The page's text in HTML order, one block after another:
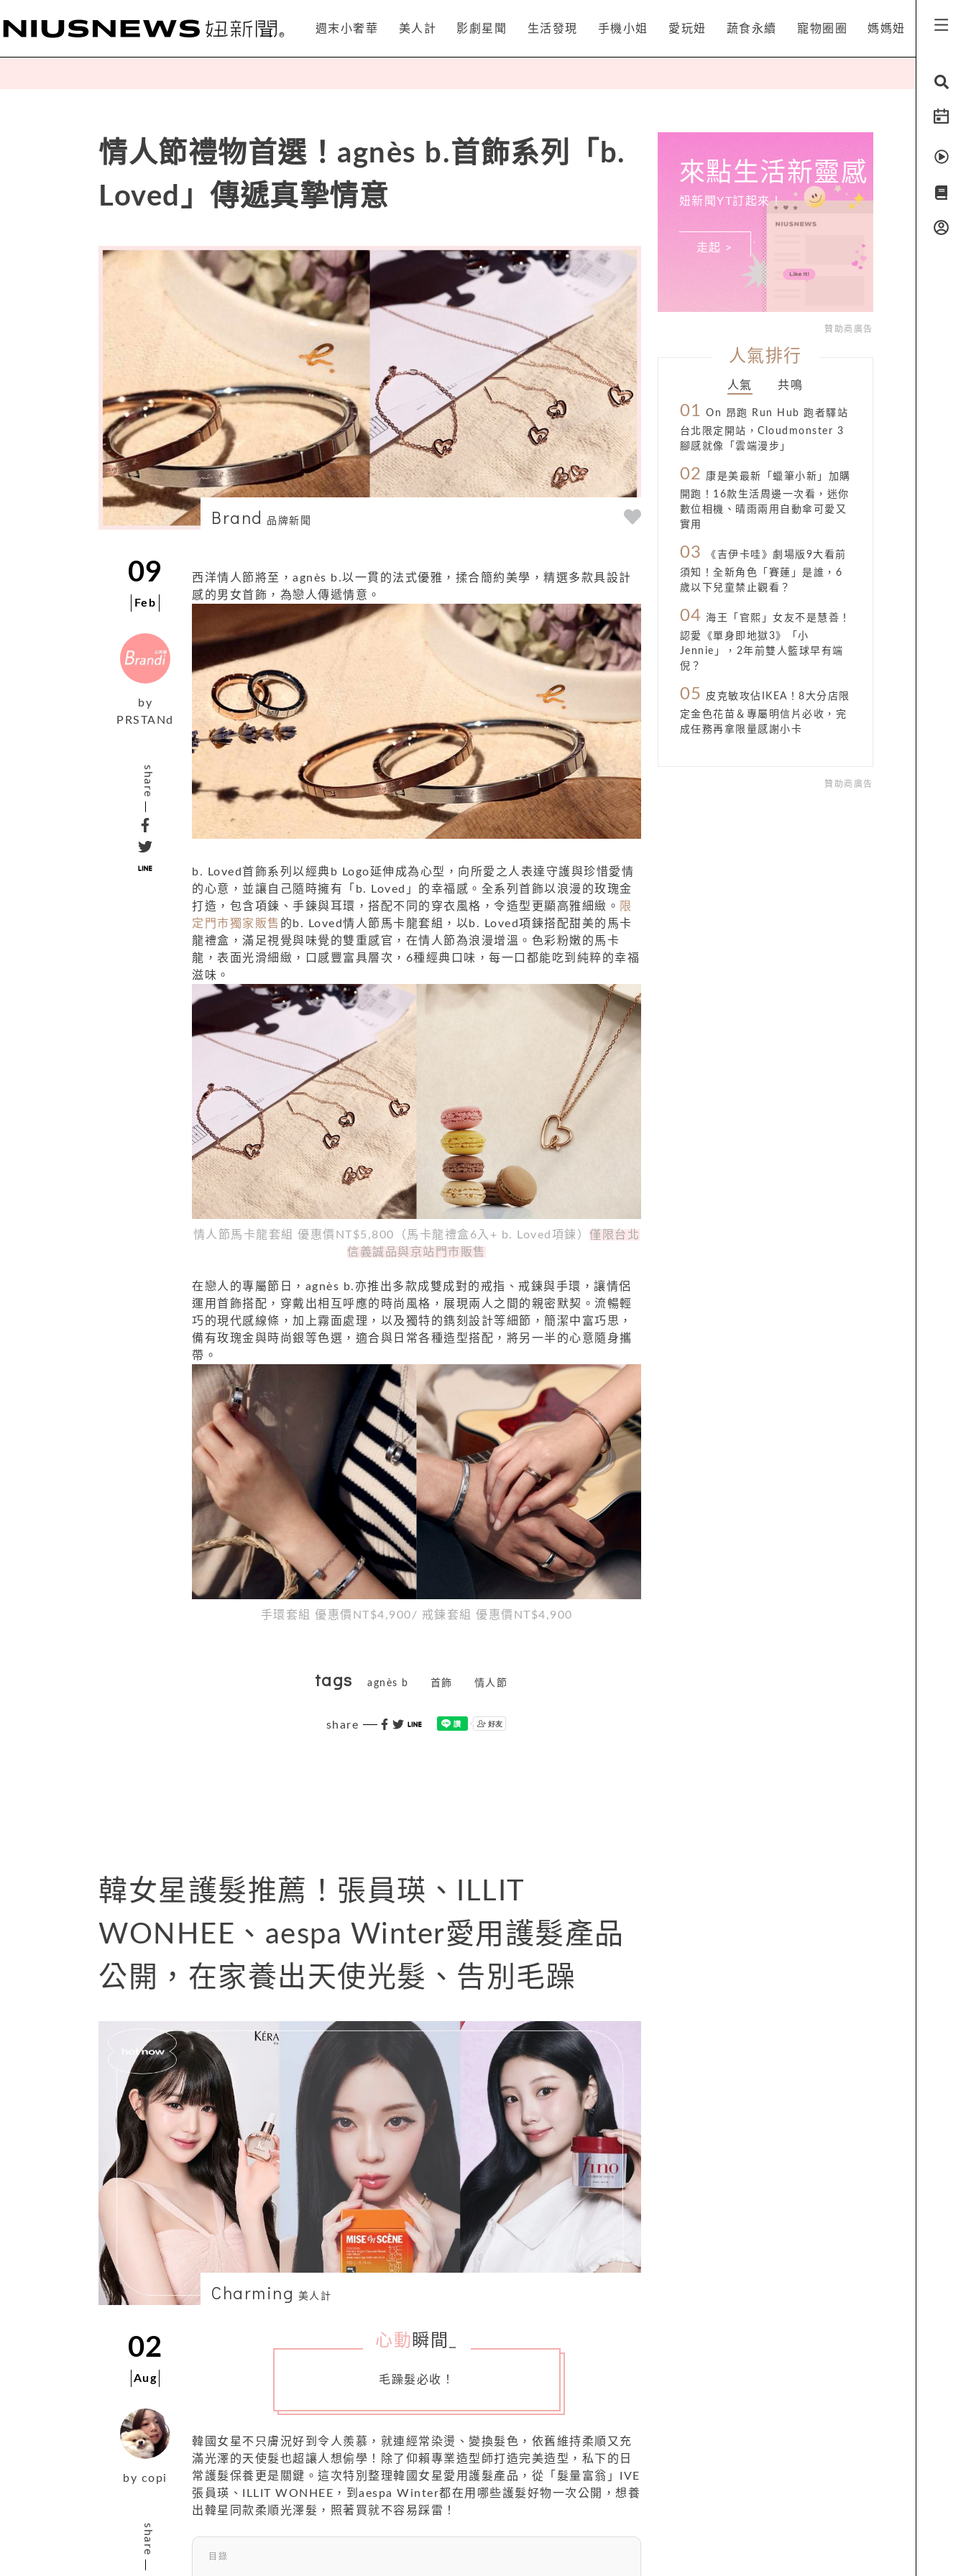
週末小奢華 美人計 影劇星聞 生活發現 手機小姐 愛玩妞 蔬食永續 寵物圈圈 媽媽妞
情人節禮物首選！agnès b.首飾系列「b.
Loved」傳遞真摯情意
Brand 品牌新聞
09
Feb
by
PRSTANd
share
西洋情人節將至， agnès b.以一貫的法式優雅，揉合簡約美學， 精選多款具設計
感的男女首飾，為戀人傳遞情意。
b. Loved首飾系列以經典 b Logo延伸成為心型，向所愛之人表達守護與珍惜愛情
的心意， 並讓自己隨時擁有「 b. Loved 」的幸福感。全系列首飾以浪漫的玫瑰金
打造， 包含項鍊、手鍊與耳環，搭配不同的穿衣風格，令造型更顯高雅細緻 。 限
定門市獨家販售 的b. Loved情人節馬卡龍套組，以b. Loved項鍊搭配甜美的馬卡
龍禮盒，滿足視覺與味覺的雙重感官，在情人節為浪漫增溫。色彩粉嫩的馬卡
龍，表面光滑細緻，口感豐富具層次，6種經典口味，每一口都能吃到純粹的幸福
滋味。
情人節馬卡龍套組 優惠價NT$5,800 （馬卡龍禮盒6入+ b. Loved項鍊）僅限台北
信義誠品與京站門市販售
在戀人的專屬節日， agnès b. 亦推出多款成雙成對的戒指、戒鍊與手環，讓情侶
運用首飾搭配 ，穿戴出相互呼應的時尚風格，展現兩人之間的親密默契。 流暢輕
巧的現代感線條，加上霧面處理， 以及獨特的鐫刻設計等細節，簡潔中富巧思，
備有玫瑰金與時尚銀等色選，適合與日常各種造型搭配， 將另一半的心意隨身攜
帶。
手環套組 優惠價NT$4,900/ 戒鍊套組 優惠價NT$4,900
tags agnès b 首飾 情人節
share
韓女星護髮推薦！張員瑛、ILLIT
WONHEE、aespa Winter愛用護髮產品
公開，在家養出天使光髮、告別毛躁
Charming 美人計
02
Aug
by copi
share
心動 瞬間
毛躁髮必收！
韓國女星不只膚況好到令人羨慕，就連經常染燙、變換髮色，依舊維持柔順又充
滿光澤的天使髮也超讓人想偷學！除了仰賴專業造型師打造完美造型，私下的日
常護髮保養更是關鍵。這次特別整理韓國女星愛用護髮產品，從「髮量富翁」IVE
張員瑛、ILLIT WONHEE，到aespa Winter都在用哪些護髮好物一次公開，想養
出韓星同款柔順光澤髮，照著買就不容易踩雷！
目錄
來點生活新靈感
妞新聞YT訂起來！
走起 >
贊助商廣告
人氣排行
人氣 共鳴
01 On 昂跑 Run Hub 跑者驛站
台北限定開站，Cloudmonster 3
腳感就像「雲端漫步」
02
康是美最新「蠟筆小新」加購
開跑！16款生活周邊一次看，迷你
數位相機、晴雨兩用自動傘可愛又
實用
03
《吉伊卡哇》劇場版9大看前
須知！全新角色「賽蓮」是誰，6
歲以下兒童禁止觀看？
04 海王「官熙」女友不是慧善！
認愛《單身即地獄3》「小
Jennie」，2年前雙人籃球早有端
倪？
05
皮克敏攻佔IKEA！8大分店限
定金色花苗＆專屬明信片必收，完
成任務再拿限量感謝小卡
贊助商廣告